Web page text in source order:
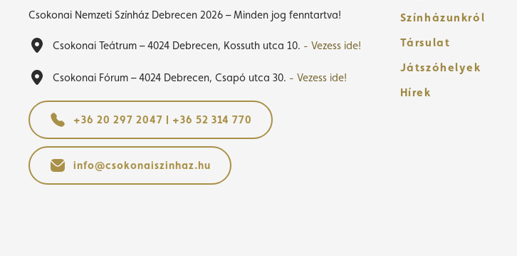
Csokonai Nemzeti Színház Debrecen 2026 – Minden jog fenntartva!
Csokonai Teátrum – 4024 Debrecen, Kossuth utca 10. - Vezess ide!
Csokonai Fórum – 4024 Debrecen, Csapó utca 30. - Vezess ide!
+36 20 297 2047 | +36 52 314 770
info@csokonaiszinhaz.hu
Színházunkról
Társulat
Játszóhelyek
Hírek